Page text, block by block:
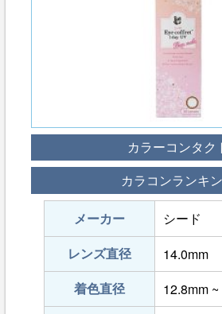
カラーコンタク
カラコンランキ
メーカー
シード
レンズ直径
14.0mm
着色直径
12.8mm